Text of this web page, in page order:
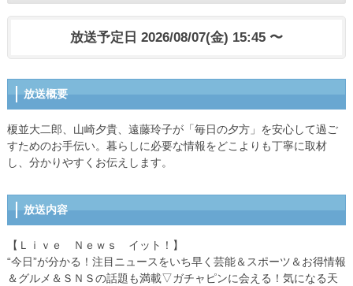
放送予定日 2026/08/07(金) 15:45 〜
放送概要
榎並大二郎、山崎夕貴、遠藤玲子が「毎日の夕方」を安心して過ご
すためのお手伝い。暮らしに必要な情報をどこよりも丁寧に取材
し、分かりやすくお伝えします。
放送内容
【Ｌｉｖｅ Ｎｅｗｓ イット！】
“今日”が分かる！注目ニュースをいち早く芸能＆スポーツ＆お得情報
＆グルメ＆ＳＮＳの話題も満載▽ガチャピンに会える！気になる天